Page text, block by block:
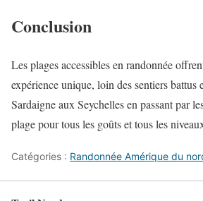
Conclusion
Les plages accessibles en randonnée
expérience unique, loin des sentiers battus
Sardaigne aux Seychelles en passant par
plage pour tous les goûts et tous les
Catégories : Randonnée Amérique du